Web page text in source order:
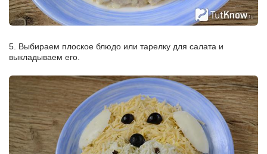
5. Выбираем плоское блюдо или тарелку для салата и
выкладываем его.